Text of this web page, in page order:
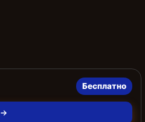
Бесплатно